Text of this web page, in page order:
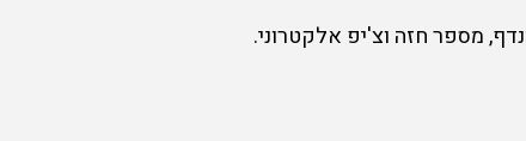
מספר חזה וצ'יפ אלקטרוני.